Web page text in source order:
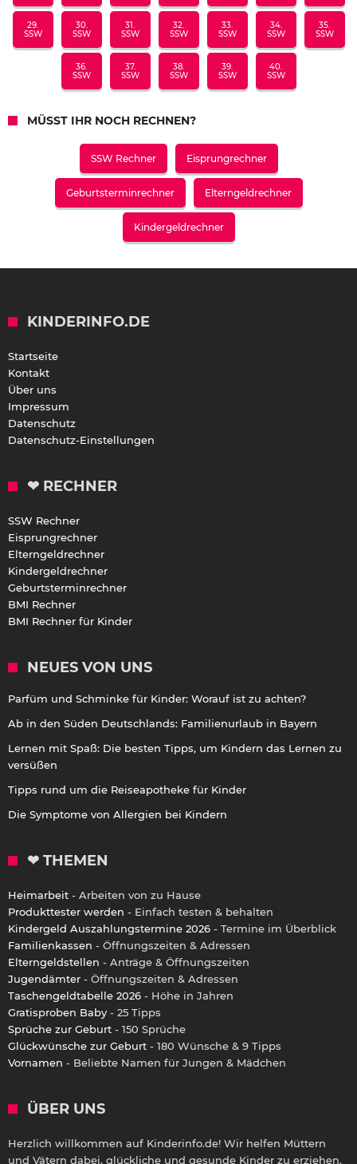
29.
SSW
30.
SSW
31.
SSW
32.
SSW
33.
SSW
34.
SSW
35.
SSW
36.
SSW
37.
SSW
38.
SSW
39.
SSW
40.
SSW
MÜSST IHR NOCH RECHNEN?
SSW Rechner Eisprungrechner
Geburtsterminrechner Elterngeldrechner
Kindergeldrechner
KINDERINFO.DE
Startseite
Kontakt
Über uns
Impressum
Datenschutz
Datenschutz-Einstellungen
❤ RECHNER
SSW Rechner
Eisprungrechner
Elterngeldrechner
Kindergeldrechner
Geburtsterminrechner
BMI Rechner
BMI Rechner für Kinder
NEUES VON UNS
Parfüm und Schminke für Kinder: Worauf ist zu achten?
Ab in den Süden Deutschlands: Familienurlaub in Bayern
Lernen mit Spaß: Die besten Tipps, um Kindern das Lernen zu
versüßen
Tipps rund um die Reiseapotheke für Kinder
Die Symptome von Allergien bei Kindern
❤ THEMEN
Heimarbeit - Arbeiten von zu Hause
Produkttester werden - Einfach testen & behalten
Kindergeld Auszahlungstermine 2026 - Termine im Überblick
Familienkassen - Öffnungszeiten & Adressen
Elterngeldstellen - Anträge & Öffnungszeiten
Jugendämter - Öffnungszeiten & Adressen
Taschengeldtabelle 2026 - Höhe in Jahren
Gratisproben Baby - 25 Tipps
Sprüche zur Geburt - 150 Sprüche
Glückwünsche zur Geburt - 180 Wünsche & 9 Tipps
Vornamen - Beliebte Namen für Jungen & Mädchen
ÜBER UNS
Herzlich willkommen auf Kinderinfo.de! Wir helfen Müttern
und Vätern dabei, glückliche und gesunde Kinder zu erziehen.